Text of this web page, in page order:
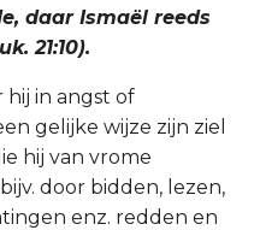
daar Ismaël reeds
21:10).
hij in angst of
gelijke wijze zijn ziel
hij van vrome
door bidden, lezen,
enz. redden en